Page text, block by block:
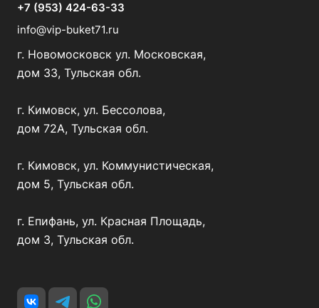
+7 (953) 424-63-33
info@vip-buket71.ru
г. Новомосковск ул. Московская,
дом 33, Тульская обл.
г. Кимовск, ул. Бессолова,
дом 72А, Тульская обл.
г. Кимовск, ул. Коммунистическая,
дом 5, Тульская обл.
г. Епифань, ул. Красная Площадь,
дом 3, Тульская обл.